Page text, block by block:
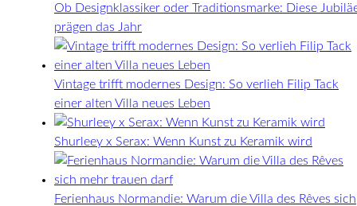
Ob Designklassiker oder Traditionsmarke: Diese
prägen das Jahr
Vintage trifft modernes Design: So verlieh Filip Tack
einer alten Villa neues Leben
Shurleey x Serax: Wenn Kunst zu Keramik wird
Ferienhaus Normandie: Warum die Villa des Rêves sich